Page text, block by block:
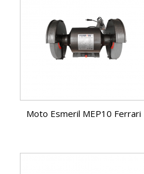
Moto Esmeril MEP10 Ferrari